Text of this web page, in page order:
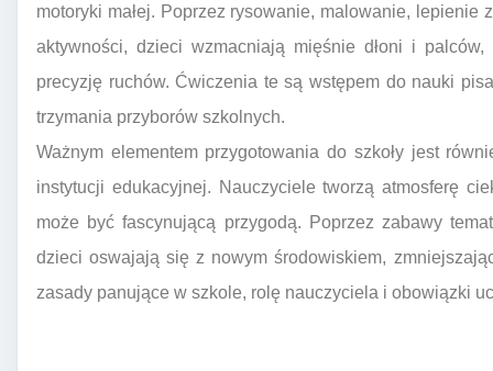
motoryki małej. Poprzez rysowanie, malowanie, lepienie
aktywności, dzieci wzmacniają mięśnie dłoni i
precyzję ruchów. Ćwiczenia te są wstępem do nauki
trzymania przyborów szkolnych.
Ważnym elementem przygotowania do szkoły jest
instytucji edukacyjnej. Nauczyciele tworzą atmosferę
może być fascynującą przygodą. Poprzez zabawy
dzieci oswajają się z nowym środowiskiem,
zasady panujące w szkole, rolę nauczyciela i obowiązki